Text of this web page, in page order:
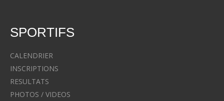
SPORTIFS
CALENDRIER
INSCRIPTIONS
RESULTATS
PHOTOS / VIDEOS